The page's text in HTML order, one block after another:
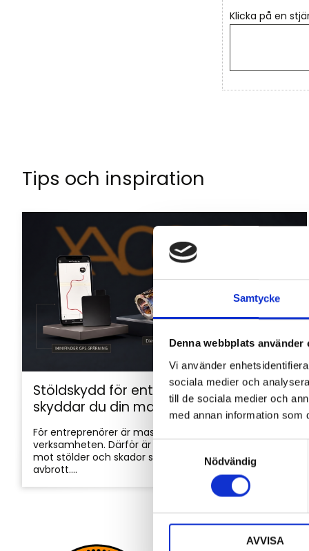
Samtycke
Denna webbplats använder
Vi använder
sociala medier och
till de sociala medier och
med annan information som
y
Nödvändig
AVVISA
Klicka på en
Tips och inspiration
Stöldskydd för entreprenadmaskiner: så
skyddar du din maskin och utrustning
För entreprenörer är maskinerna hjärtat i
verksamheten. Därför är det viktigt att skydda dem
mot stölder och skador som kan orsaka kostsamma
avbrott....